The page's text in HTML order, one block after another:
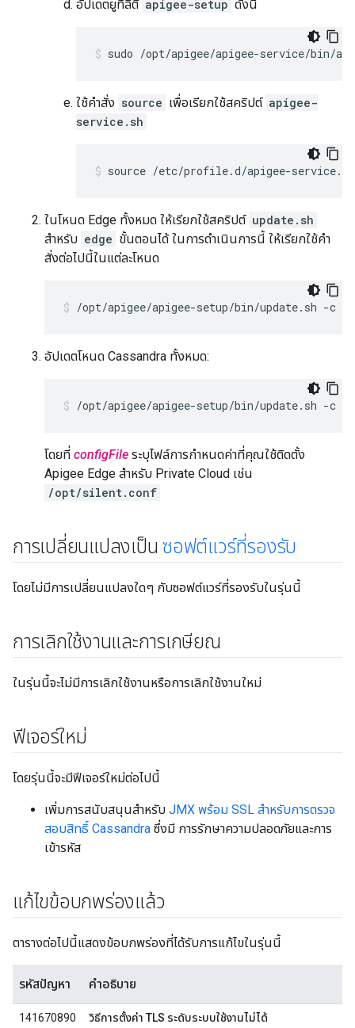
อัปเดตยูทิลิตี apigee-setup ดังนี้
sudo /opt/apigee/apigee-service/bin/
ใช้คำสั่ง source เพื่อเรียกใช้สคริปต์ apigee-
service.sh
source /etc/profile.d/apigee-service.sh
ในโหนด Edge ทั้งหมด ให้เรียกใช้สคริปต์ update.sh
สำหรับ edge ขั้นตอนได้ ในการดำเนินการนี้ ให้เรียกใช้คำ
สั่งต่อไปนี้ในแต่ละโหนด
/opt/apigee/apigee-setup/bin/update.sh -c
อัปเดตโหนด Cassandra ทั้งหมด:
/opt/apigee/apigee-setup/bin/update.sh -c
โดยที่ configFile ระบุไฟล์การกำหนดค่าที่คุณใช้ติดตั้ง
Apigee Edge สำหรับ Private Cloud เช่น
/opt/silent.conf
การเปลี่ยนแปลงเป็นซอฟต์แวร์ที่รองรับ
โดยไม่มีการเปลี่ยนแปลงใดๆ กับซอฟต์แวร์ที่รองรับในรุ่นนี้
การเลิกใช้งานและการเกษียณ
ในรุ่นนี้จะไม่มีการเลิกใช้งานหรือการเลิกใช้งานใหม่
ฟีเจอร์ใหม่
โดยรุ่นนี้จะมีฟีเจอร์ใหม่ต่อไปนี้
เพิ่มการสนับสนุนสำหรับ JMX พร้อม SSL สำหรับการตรวจ
สอบสิทธิ์ Cassandra ซึ่งมี การรักษาความปลอดภัยและการ
เข้ารหัส
แก้ไขข้อบกพร่องแล้ว
ตารางต่อไปนี้แสดงข้อบกพร่องที่ได้รับการแก้ไขในรุ่นนี้
รหัสปัญหา คำอธิบาย
141670890 วิธีการตั้งค่า TLS ระดับระบบใช้งานไม่ได้